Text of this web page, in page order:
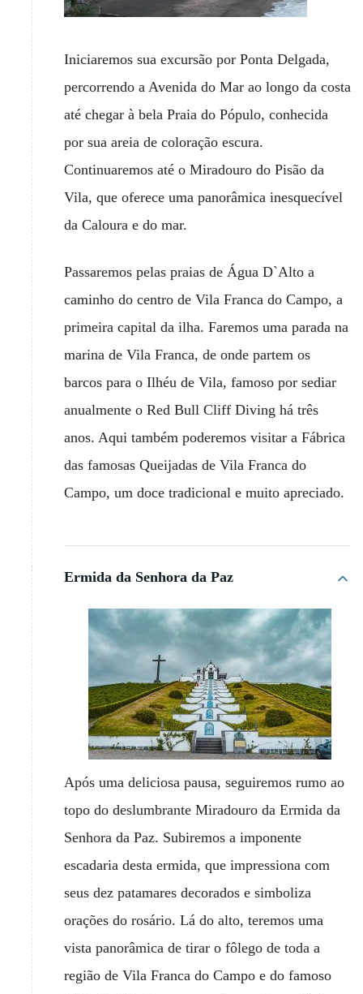
Iniciaremos sua excursão por Ponta Delgada,
percorrendo a Avenida do Mar ao longo da costa
até chegar à bela Praia do Pópulo, conhecida
por sua areia de coloração escura.
Continuaremos até o Miradouro do Pisão da
Vila, que oferece uma panorâmica inesquecível
da Caloura e do mar.
Passaremos pelas praias de Água D`Alto a
caminho do centro de Vila Franca do Campo, a
primeira capital da ilha. Faremos uma parada na
marina de Vila Franca, de onde partem os
barcos para o Ilhéu de Vila, famoso por sediar
anualmente o Red Bull Cliff Diving há três
anos. Aqui também poderemos visitar a Fábrica
das famosas Queijadas de Vila Franca do
Campo, um doce tradicional e muito apreciado.
Ermida da Senhora da Paz
Após uma deliciosa pausa, seguiremos rumo ao
topo do deslumbrante Miradouro da Ermida da
Senhora da Paz. Subiremos a imponente
escadaria desta ermida, que impressiona com
seus dez patamares decorados e simboliza
orações do rosário. Lá do alto, teremos uma
vista panorâmica de tirar o fôlego de toda a
região de Vila Franca do Campo e do famoso